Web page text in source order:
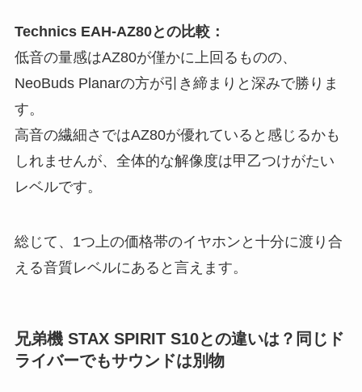
Technics EAH-AZ80との比較：
低音の量感はAZ80が僅かに上回るものの、
NeoBuds Planarの方が引き締まりと深みで勝りま
す。
高音の繊細さではAZ80が優れていると感じるかも
しれませんが、全体的な解像度は甲乙つけがたい
レベルです。
総じて、1つ上の価格帯のイヤホンと十分に渡り合
える音質レベルにあると言えます。
兄弟機 STAX SPIRIT S10との違いは？同じド
ライバーでもサウンドは別物